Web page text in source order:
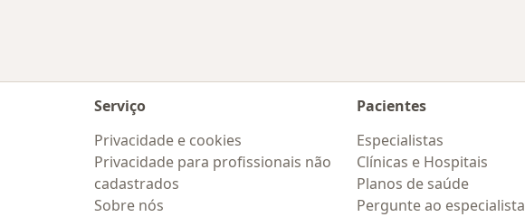
Serviço
Privacidade e cookies
Privacidade para profissionais não
cadastrados
Sobre nós
Pacientes
Especialistas
Clínicas e Hospitais
Planos de saúde
Pergunte ao especialista